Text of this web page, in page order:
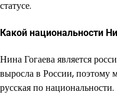
статусе.
Какой национальности
Нина Гогаева является
выросла в России, поэтому
русская по национальности.